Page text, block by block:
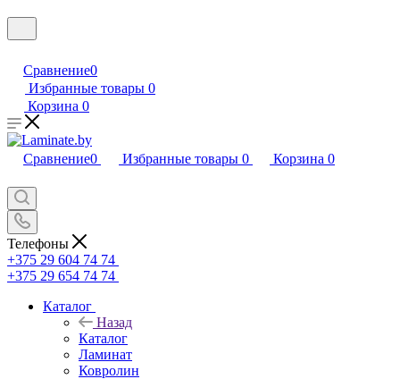
Сравнение0
Избранные товары 0
Корзина 0
Сравнение0 Избранные товары 0 Корзина 0
Телефоны
+375 29 604 74 74
+375 29 654 74 74
Каталог
Назад
Каталог
Ламинат
Ковролин